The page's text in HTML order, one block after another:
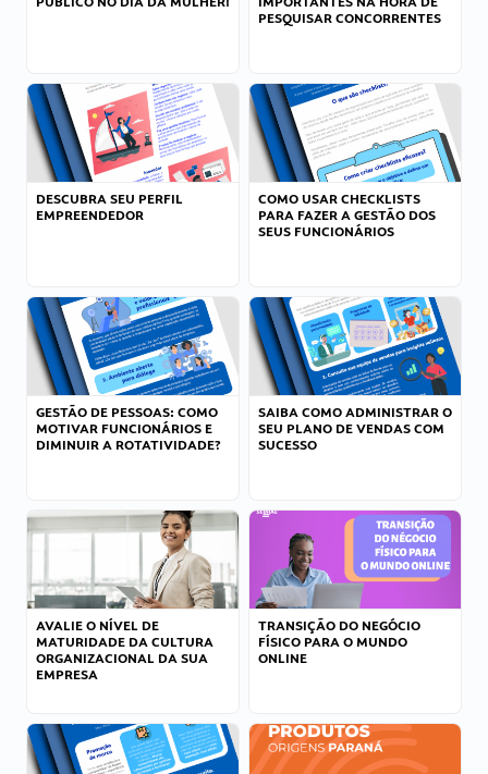
PESQUISAR CONCORRENTES
DESCUBRA SEU PERFIL
EMPREENDEDOR
COMO USAR CHECKLISTS
PARA FAZER A GESTÃO DOS
SEUS FUNCIONÁRIOS
GESTÃO DE PESSOAS: COMO
MOTIVAR FUNCIONÁRIOS E
DIMINUIR A ROTATIVIDADE?
SAIBA COMO ADMINISTRAR O
SEU PLANO DE VENDAS COM
SUCESSO
AVALIE O NÍVEL DE
MATURIDADE DA CULTURA
ORGANIZACIONAL DA SUA
EMPRESA
TRANSIÇÃO DO NEGÓCIO
FÍSICO PARA O MUNDO
ONLINE